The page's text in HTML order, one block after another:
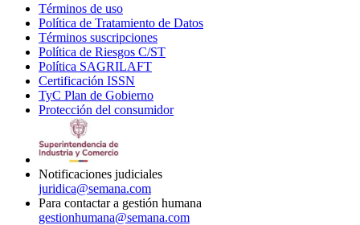
Términos de uso
in
new
window
Política de Tratamiento de Datos
Términos suscripciones
in
Política de Riesgos C/ST
Política SAGRILAFT
new
window
Certificación ISSN
in
new
TyC Plan de Gobierno
in
Protección del consumidorOpens
Notificaciones judiciales
juridica@semana.com
Para contactar a gestión humana
gestionhumana@semana.com